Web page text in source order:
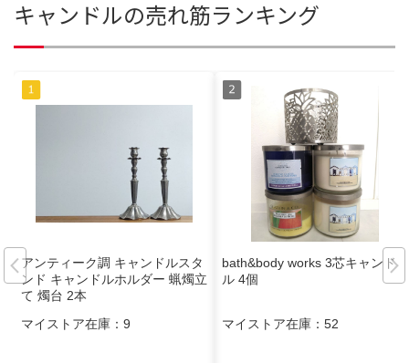
キャンドルの売れ筋ランキング
アンティーク調 キャンドルスタ
ンド キャンドルホルダー 蝋燭立
て 燭台 2本
マイストア在庫： 9
bath&body works 3芯キャンド
ル 4個
マイストア在庫： 52